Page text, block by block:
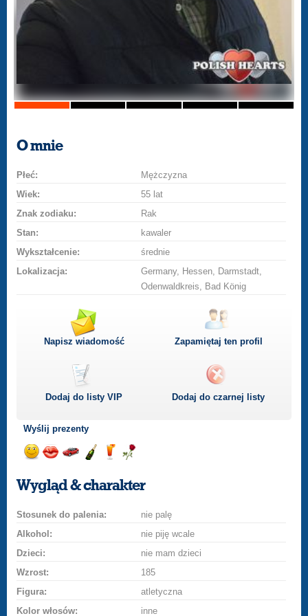
O mnie
Płeć:
Mężczyzna
Wiek:
55 lat
Znak zodiaku:
Rak
Stan:
kawaler
Wykształcenie:
średnie
Lokalizacja:
Germany, Hessen, Darmstadt,
Odenwaldkreis, Bad König
Napisz wiadomość Zapamiętaj ten profil
Dodaj do listyVIP Dodaj do czarnej listy
Wyślij prezenty
uśmiech
buziakasamochodem
szampana
drinka
różę
Wygląd & charakter
Stosunek do palenia:
nie palę
Alkohol:
nie piję wcale
Dzieci:
nie mam dzieci
Wzrost:
185
Figura:
atletyczna
Kolor włosów:
inne